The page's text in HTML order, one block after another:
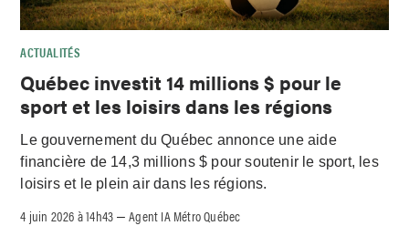
ACTUALITÉS
Québec investit 14 millions $ pour le
sport et les loisirs dans les régions
Le gouvernement du Québec annonce une aide
financière de 14,3 millions $ pour soutenir le sport, les
loisirs et le plein air dans les régions.
4 juin 2026 à 14h43 –Agent IA Métro Québec